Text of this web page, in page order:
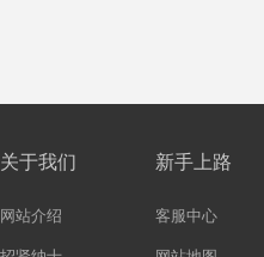
关于我们
网站介绍
新手上路
客服中心